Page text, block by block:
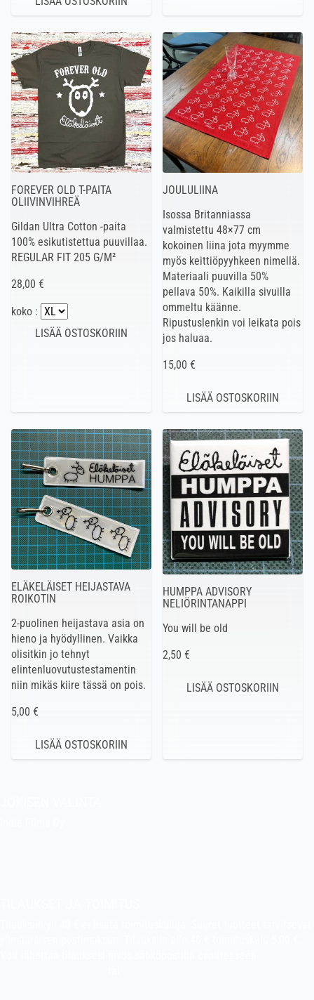
FOREVER OLD T-PAITA
OLIIVINVIHREÄ
Gildan Ultra Cotton -paita
100% esikutistettua puuvillaa.
REGULAR FIT 205 G/M²
28,00 €
koko :
JOULULIINA
Isossa Britanniassa
valmistettu 48×77 cm
kokoinen liina jota myymme
myös keittiöpyyhkeen nimellä.
Materiaali puuvilla 50%
pellava 50%. Kaikilla sivuilla
ommeltu käänne.
Ripustuslenkin voi leikata pois
jos haluaa.
15,00 €
ELÄKELÄISET HEIJASTAVA
ROIKOTIN
2-puolinen heijastava asia on
hieno ja hyödyllinen. Vaikka
olisitkin jo tehnyt
elintenluovutustestamentin
niin mikäs kiire tässä on pois.
5,00 €
HUMPPA ADVISORY
NELIÖRINTANAPPI
You will be old
2,50 €